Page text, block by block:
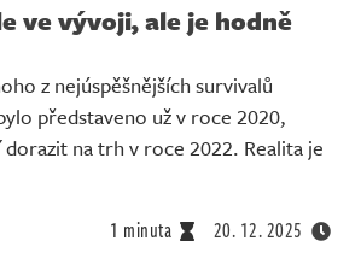
ve vývoji, ale je hodně
z nejúspěšnějších survivalů
představeno už v roce 2020,
dorazit na trh v roce 2022. Realita je
1 minuta 20. 12. 2025